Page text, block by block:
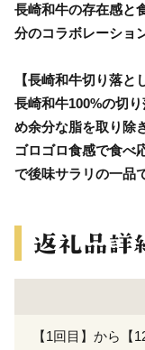
長崎和牛の存在感と
分のコラボレーショ
【長崎和牛切り落と
長崎和牛100%の切
め余分な脂を取り除
ゴロゴロ食感で食べ
で後味サラリの一品
【1回目】から【